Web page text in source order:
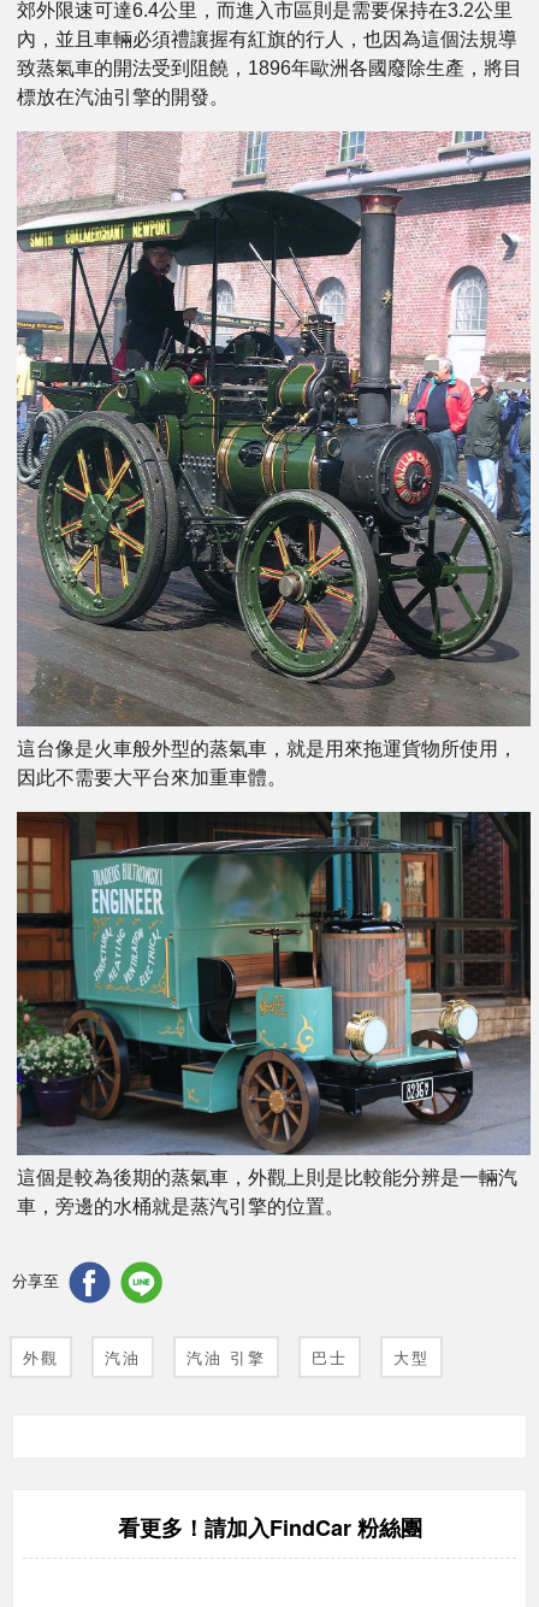
郊外限速可達6.4公里，而進入市區則是需要保持在3.2公里
內，並且車輛必須禮讓握有紅旗的行人，也因為這個法規導
致蒸氣車的開法受到阻饒，1896年歐洲各國廢除生產，將目
標放在汽油引擎的開發。
這台像是火車般外型的蒸氣車，就是用來拖運貨物所使用，
因此不需要大平台來加重車體。
這個是較為後期的蒸氣車，外觀上則是比較能分辨是一輛汽
車，旁邊的水桶就是蒸汽引擎的位置。
分享至
外觀 汽油 汽油 引擎 巴士 大型
看更多！請加入FindCar 粉絲團